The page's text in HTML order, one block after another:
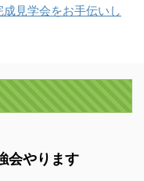
見学会をお手伝いし
会やります